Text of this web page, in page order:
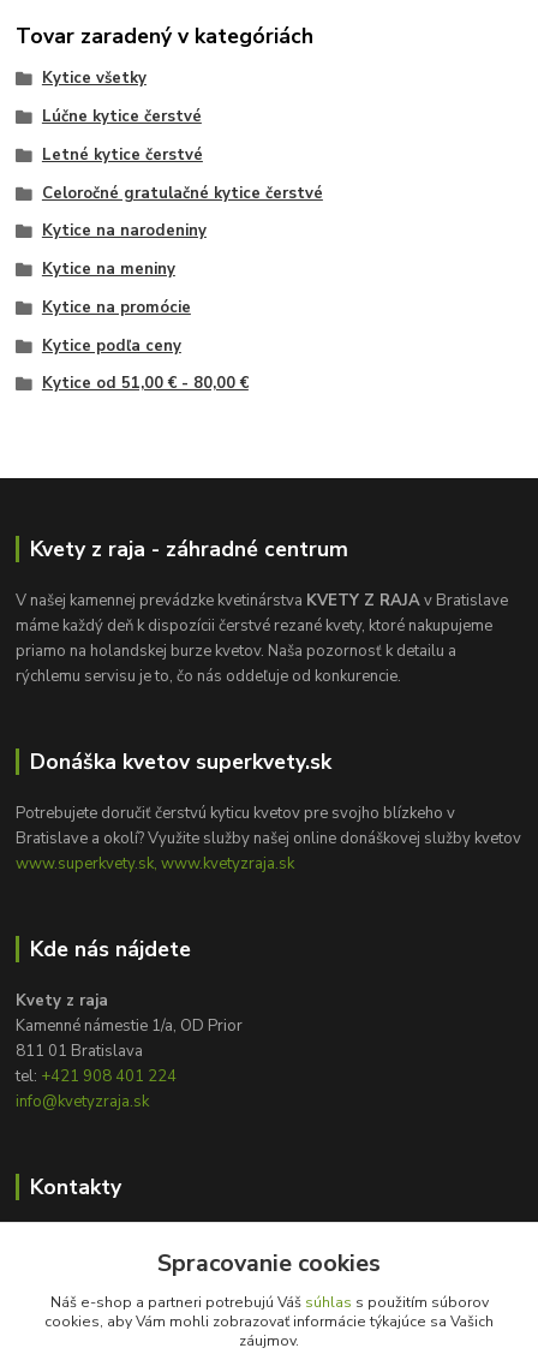
Tovar zaradený v kategóriách
Kytice všetky
Lúčne kytice čerstvé
Letné kytice čerstvé
Celoročné gratulačné kytice čerstvé
Kytice na narodeniny
Kytice na meniny
Kytice na promócie
Kytice podľa ceny
Kytice od 51,00 € - 80,00 €
Kvety z raja - záhradné centrum
V našej kamennej prevádzke kvetinárstva KVETY Z RAJAv Bratislave
máme každý deň k dispozícii čerstvé rezané kvety, ktoré nakupujeme
priamo na holandskej burze kvetov. Naša pozornosť k detailu a
rýchlemu servisu je to, čo nás oddeľuje od konkurencie.
Donáška kvetov superkvety.sk
Potrebujete doručiť čerstvú kyticu kvetov pre svojho blízkeho v
Bratislave a okolí? Využite služby našej online donáškovej služby kvetov
www.superkvety.sk, www.kvetyzraja.sk
Kde nás nájdete
Kvety z raja
Kamenné námestie 1/a, OD Prior
811 01 Bratislava
tel: +421 908 401 224
info@kvetyzraja.sk
Kontakty
+421 908 401 224
info@kvetyzraja.sk
Spracovanie cookies
Náš e-shop a partneri potrebujú Váš súhlas s použitím súborov
cookies, aby Vám mohli zobrazovať informácie týkajúce sa Vašich
záujmov.